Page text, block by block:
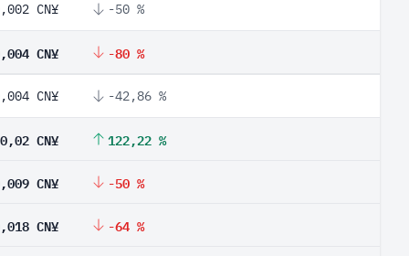
CN¥ -50 %
CN¥ -80 %
CN¥ -42,86 %
0,02 CN¥ 122,22 %
CN¥ -50 %
CN¥ -64 %